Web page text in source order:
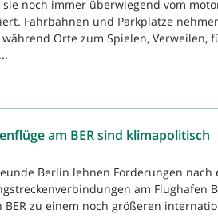
noch immer überwiegend vom
Fahrbahnen und Parkplätze
Orte zum Spielen, Verweilen,
am BER sind klimapolitisch
Berlin lehnen Forderungen nach
am Flughafen
zu einem noch größeren